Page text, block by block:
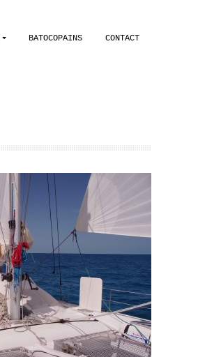
BATOCOPAINS CONTACT